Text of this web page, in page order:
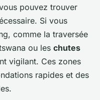
pouvez trouver
Si vous
comme la traversée
ou les chutes
vigilant. Ces zones
rapides et des